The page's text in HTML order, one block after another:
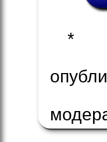
*